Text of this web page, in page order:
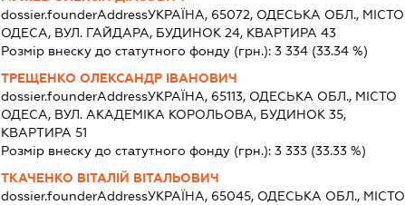
dossier.founderAddressУКРАЇНА, 65072, ОДЕСЬКА ОБЛ., МІСТО
ОДЕСА, ВУЛ. ГАЙДАРА, БУДИНОК 24, КВАРТИРА 43
Розмір внеску до статутного фонду (грн.): 3 334(33.34 %)
ТРЕЩЕНКО ОЛЕКСАНДР ІВАНОВИЧ
dossier.founderAddressУКРАЇНА, 65113, ОДЕСЬКА ОБЛ., МІСТО
ОДЕСА, ВУЛ. АКАДЕМІКА КОРОЛЬОВА, БУДИНОК 35,
КВАРТИРА 51
Розмір внеску до статутного фонду (грн.): 3 333(33.33 %)
ТКАЧЕНКО ВІТАЛІЙ ВІТАЛЬОВИЧ
dossier.founderAddressУКРАЇНА, 65045, ОДЕСЬКА ОБЛ., МІСТО